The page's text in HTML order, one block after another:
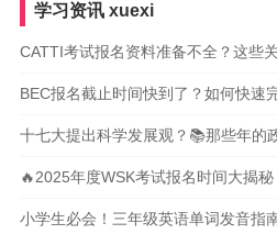
学习资讯 xuexi
CATTI考试报名资料准备不全？这些
BEC报名截止时间快到了？如何快速
十七大提出科学发展观？📚那些年的
🔥2025年度WSK考试报名时间大揭秘
小学生必会！三年级英语单词发音指